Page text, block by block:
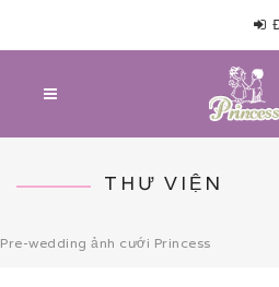
THƯ VIỆN
Pre-wedding ảnh cưới Princess